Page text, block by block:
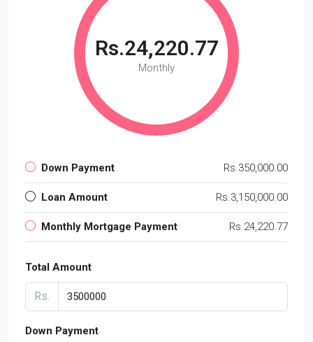
Rs.24,220.77
Monthly
Down Payment Rs.350,000.00
Loan Amount Rs.3,150,000.00
Monthly Mortgage Payment Rs.24,220.77
Total Amount
Rs.
Down Payment